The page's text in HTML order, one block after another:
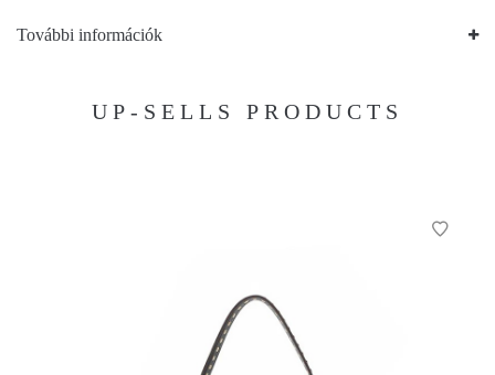
További információk
UP-SELLS PRODUCTS